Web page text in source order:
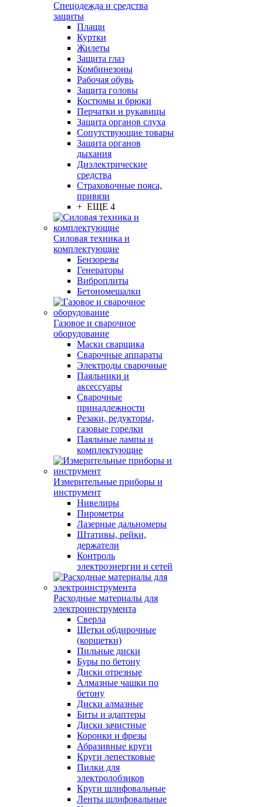
Спецодежда и средства
защиты
Плащи
Куртки
Жилеты
Защита глаз
Комбинезоны
Рабочая обувь
Защита головы
Костюмы и брюки
Перчатки и рукавицы
Защита органов слуха
Сопутствующие товары
Защита органов
дыхания
Диэлектрические
средства
Страховочные пояса,
привязи
+ ЕЩЕ 4
Силовая техника и
комплектующие
Бензорезы
Генераторы
Виброплиты
Бетономешалки
Газовое и сварочное
оборудование
Маски сварщика
Сварочные аппараты
Электроды сварочные
Паяльники и
аксессуары
Сварочные
принадлежности
Резаки, редукторы,
газовые горелки
Паяльные лампы и
комплектующие
Измерительные приборы и
инструмент
Нивелиры
Пирометры
Лазерные дальномеры
Штативы, рейки,
держатели
Контроль
электроэнергии и сетей
Расходные материалы для
электроинструмента
Сверла
Щетки обдирочные
(корщетки)
Пильные диски
Буры по бетону
Диски отрезные
Алмазные чашки по
бетону
Диски алмазные
Биты и адаптеры
Диски зачистные
Коронки и фрезы
Абразивные круги
Круги лепестковые
Пилки для
электролобзиков
Круги шлифовальные
Ленты шлифовальные